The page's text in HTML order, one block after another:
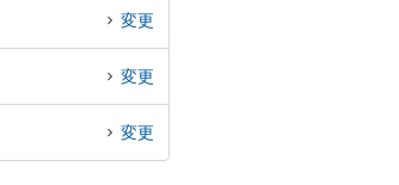
おすすめです。
変更
変更
変更